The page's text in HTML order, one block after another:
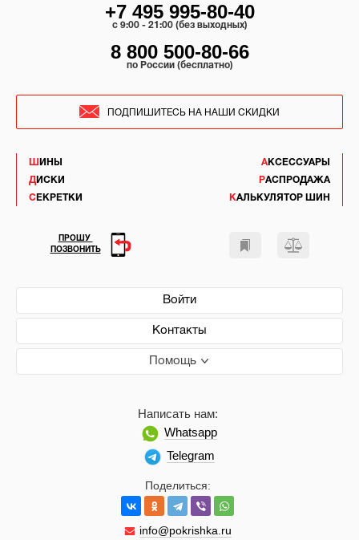
ШИНЫ
ДИСКИ
СЕКРЕТКИ
АКСЕССУАРЫ
РАСПРОДАЖА
КАЛЬКУЛЯТОР ШИН
Войти
Контакты
Помощь
Поделиться:
info@pokrishka.ru
Написать нам:
Whatsapp
Telegram
+7 495 995-80-40
c 9:00 - 21:00 (без выходных)
8 800 500-80-66
по России (бесплатно)
ПОДПИШИТЕСЬ НА НАШИ СКИДКИ
ПРОШУ
ПОЗВОНИТЬ